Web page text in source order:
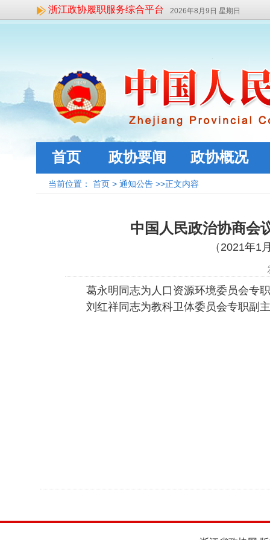
浙江政协履职服务综合平台 2026年8月9日 星期日
首页 政协要闻 政协概况
当前位置： 首页 > 通知公告 >>正文内容
中国人民政治协商会
（ 2021年1
葛永明同志为人口资源环境委员会专
刘红祥同志为教科卫体委员会专职副